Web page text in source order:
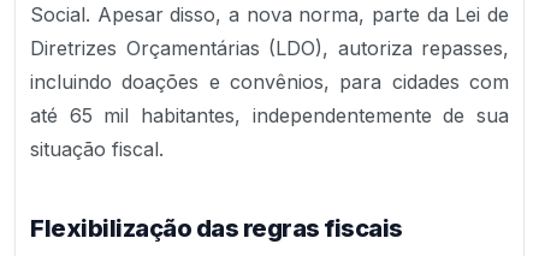
Social. Apesar disso, a nova norma, parte da Lei de
Diretrizes Orçamentárias (LDO), autoriza repasses,
incluindo doações e convênios, para cidades com
até 65 mil habitantes, independentemente de sua
situação fiscal.
Flexibilização das regras fiscais